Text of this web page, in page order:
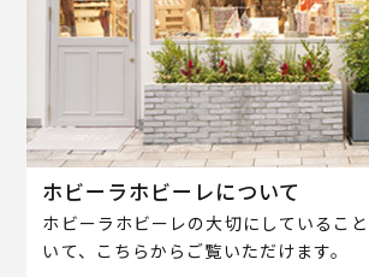
ホビーラホビーレについて
ホビーラホビーレの大切にしているこ
いて、こちらからご覧いただけます。